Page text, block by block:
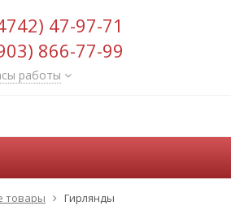
47-97-71
866-77-99
работы
товары Гирлянды